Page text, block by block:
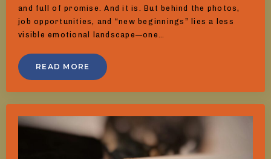
and full of promise. And it is. But behind the photos,
job opportunities, and “new beginnings” lies a less
visible emotional landscape—one…
READ MORE